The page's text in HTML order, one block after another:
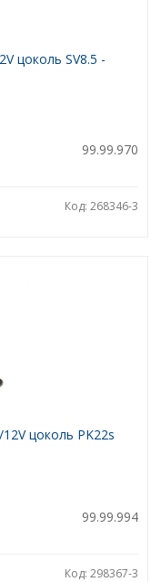
цоколь SV8.5 -
99.99.970
Код: 268346-3
цоколь PK22s
99.99.994
Код: 298367-3